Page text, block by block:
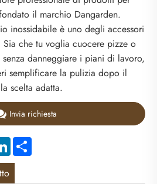
il marchio Dangarden.
inossidabile è uno degli accessori
che tu voglia cuocere pizze o
danneggiare i piani di lavoro,
semplificare la pulizia dopo il
scelta adatta.
Invia richiesta
LinkedIn